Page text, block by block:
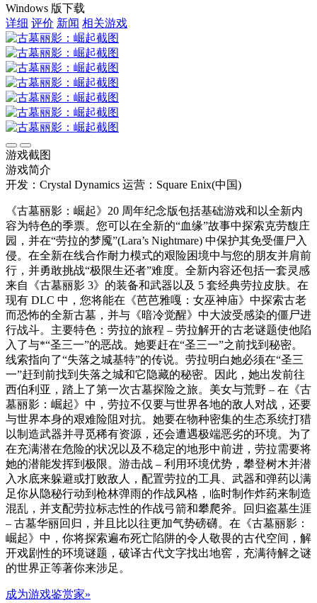
Windows 版下载
详细 评价 新闻 相关游戏
游戏截图
游戏简介
开发：Crystal Dynamics 运营：Square Enix(中国)
《古墓丽影：崛起》20 周年纪念版包括基础游戏和以全新内
容为特色的季票。您可以在全新的“血缘”故事中探索克劳馥庄
园，并在“劳拉的梦魇”(Lara’s Nightmare) 中保护其免受僵尸入
侵。在全新在线合作耐力模式的艰险困境中与您的朋友并肩前
行，并勇敢挑战“极限生还者”难度。全新内容还包括一套灵感
来自《古墓丽影 3》的装备和武器以及 5 套经典劳拉皮肤。在
现有 DLC 中，您将能在《芭芭雅嘎：女巫神庙》中探索古老
而恐怖的全新古墓，并与《暗冷觉醒》中大波受感染的僵尸进
行战斗。主要特色：劳拉的旅程 – 劳拉解开的古老谜题使他陷
入了与*“圣三一”的恶战。她要赶在“圣三一”之前找到秘密。
线索指向了“失落之城基特”的传说。劳拉明白她必须在“圣三
一”赶到前找到失落之城和它隐藏的秘密。因此，她出发前往
西伯利亚，踏上了第一次古墓探险之旅。美女与荒野 – 在《古
墓丽影：崛起》中，劳拉不仅要与世界各地的敌人对战，还要
与世界本身的艰难险阻对抗。她要在物种密集的生态系统打猎
以制造武器并寻觅稀有资源，还会遭遇极端恶劣的环境。为了
在充满潜在危险的状况以及不稳定的地形中前进，劳拉需要将
她的潜能发挥到极限。游击战 – 利用环境优势，攀登树木并潜
入水底来躲避或打败敌人，配置劳拉的工具、武器和弹药以满
足你从隐秘行动到枪林弹雨的作战风格，临时制作炸药来制造
混乱，并支配劳拉标志性的作战弓箭和攀爬斧。回归盗墓生涯
– 古墓华丽回归，并且比以往更加气势磅礴。在《古墓丽影：
崛起》中，你将探索遍布死亡陷阱的令人敬畏的古代空间，解
开戏剧性的环境谜题，破译古代文字找出地窖，充满待解之谜
的世界正等著你来涉足。
成为游戏鉴赏家»